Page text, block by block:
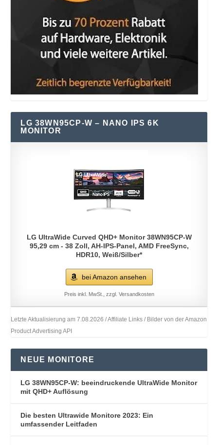
LG 38WN95CP-W – NANO IPS 6K
MONITOR
LG UltraWide Curved QHD+ Monitor 38WN95CP-W
95,29 cm - 38 Zoll, AH-IPS-Panel, AMD FreeSync,
HDR10, Weiß/Silber*
bei Amazon ansehen
Preis inkl. MwSt., zzgl. Versandkosten
Letzte Aktualisierung am 7.08.2026 / Affiliate Links / Bilder von der Amazon
Product Advertising API
NEUE MONITORE
LG 38WN95CP-W: beeindruckende UltraWide Monitor
mit QHD+ Auflösung
Die besten Ultrawide Monitore 2023: Ein
umfassender Leitfaden